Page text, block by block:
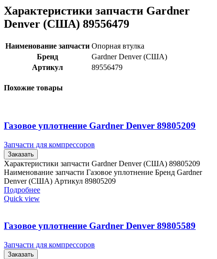
Характеристики запчасти Gardner
Denver (США) 89556479
Наименование запчасти Опорная втулка
Бренд
Gardner Denver (США)
Артикул
89556479
Похожие товары
Газовое уплотнение Gardner Denver 89805209
Запчасти для компрессоров
Заказать
Характеристики запчасти Gardner Denver (США) 89805209
Наименование запчасти Газовое уплотнение Бренд Gardner
Denver (США) Артикул 89805209
Подробнее
Quick view
Газовое уплотнение Gardner Denver 89805589
Запчасти для компрессоров
Заказать